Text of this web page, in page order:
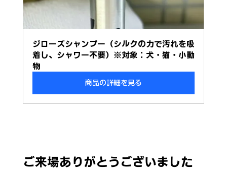
ジローズシャンプー（シルクの力で汚れを吸
着し、シャワー不要）※対象：犬・猫・小動
物
商品の詳細を見る
ご来場ありがとうございました